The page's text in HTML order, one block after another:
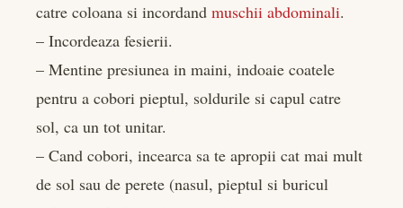
catre coloana si incordand muschii abdominali.
– Incordeaza fesierii.
– Mentine presiunea in maini, indoaie coatele
pentru a cobori pieptul, soldurile si capul catre
sol, ca un tot unitar.
– Cand cobori, incearca sa te apropii cat mai mult
de sol sau de perete (nasul, pieptul si buricul